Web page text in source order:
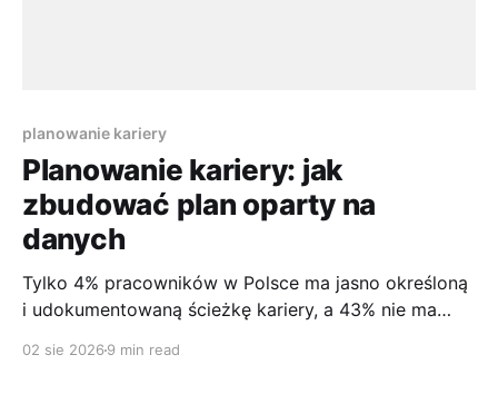
planowanie kariery
Planowanie kariery: jak
zbudować plan oparty na
danych
Tylko 4% pracowników w Polsce ma jasno określoną
i udokumentowaną ścieżkę kariery, a 43% nie ma
02 sie 2026 9 min read